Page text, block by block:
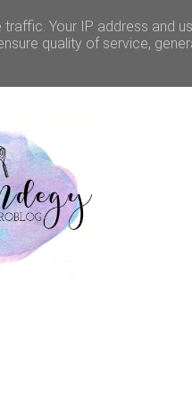
KAPCSOLAT
Your IP address and
quality of service,